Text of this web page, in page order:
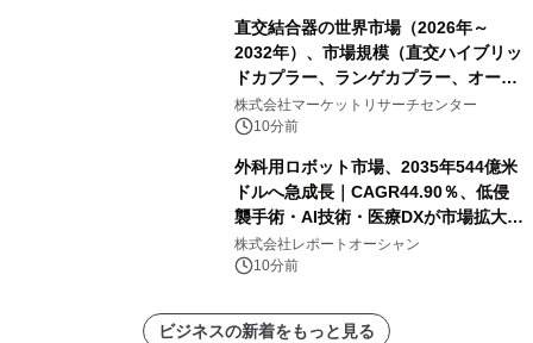
直交結合器の世界市場（2026年～
2032年）、市場規模（直交ハイブリッ
ドカプラー、ランゲカプラー、オーバ
ーレイカプラー、その他）・分析レポ
ートを発表
株式会社マーケットリサーチセンター
10分前
外科用ロボット市場、2035年544億米
ドルへ急成長｜CAGR44.90％、低侵
襲手術・AI技術・医療DXが市場拡大を
牽引
株式会社レポートオーシャン
10分前
ビジネスの新着をもっと見る